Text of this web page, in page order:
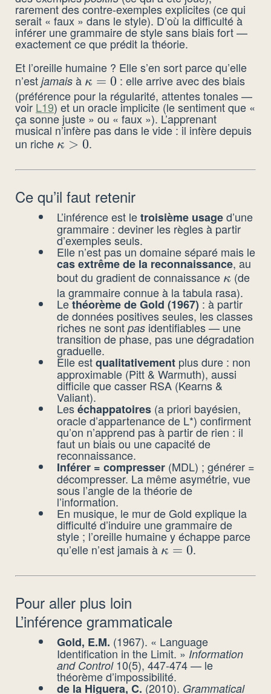
rarement des contre-exemples explicites (ce qui
serait « faux » dans le style). D’où la difficulté à
inférer une grammaire de style sans biais fort —
exactement ce que prédit la théorie.
Et l’oreille humaine ? Elle s’en sort parce qu’elle
n’est jamais à \kappa
= 0
κ = 0 : elle arrive avec des biais
(préférence pour la régularité, attentes tonales —
voir L19) et un oracle implicite (le sentiment que «
ça sonne juste » ou « faux »). L’apprenant
musical n’infère pas dans le vide : il infère depuis
un riche \kappa
κ > 0.
Ce qu’il faut retenir
L’inférence est letroisième usaged’une
grammaire : deviner les règles à partir
d’exemples seuls.
Elle n’est pas un domaine séparé mais le
cas extrême de la reconnaissance, au
bout du gradient de connaissance \kappa
κ (de
la grammaire connue à la tabula rasa).
Lethéorème de Gold (1967) : à partir
de données positives seules, les classes
riches ne sont pas identifiables — une
transition de phase, pas une dégradation
graduelle.
Elle estqualitativement plus dure : non
approximable (Pitt & Warmuth), aussi
difficile que casser RSA (Kearns &
Valiant).
Leséchappatoires (a priori bayésien,
oracle d’appartenance de L*) confirment
qu’on n’apprend pas à partir de rien : il
faut un biais ou une capacité de
reconnaissance.
Inférer = compresser (MDL) ; générer =
décompresser. La même asymétrie, vue
sous l’angle de la théorie de
l’information.
En musique, le mur de Gold explique la
difficulté d’induire une grammaire de
style ; l’oreille humaine y échappe parce
qu’elle n’est jamais à \kappa
κ = 0.
Pour aller plus loin
L’inférence grammaticale
Gold, E.M. (1967). « Language
Identification in the Limit. » Information
and Control10(5), 447-474 — le
théorème d’impossibilité.
de la Higuera, C. (2010). Grammatical